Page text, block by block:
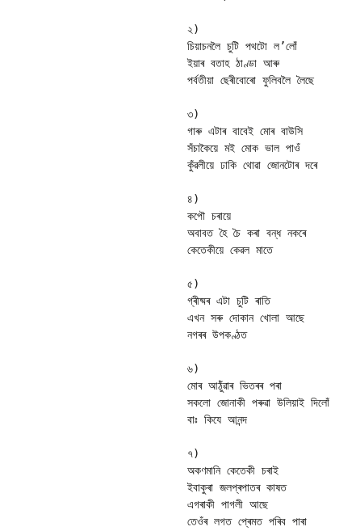
২)
চিয়াচনলৈ চুটি পথটো ল’লোঁ
ইয়াৰ বতাহ ঠাণ্ডা আৰু
পৰ্বতীয়া ছেৰীবোৰো ফুলিবলৈ লৈছে
৩)
গাৰু এটাৰ বাবেই মোৰ বাউসি
সঁচাকৈয়ে মই মোক ভাল পাওঁ
কুঁৱলীয়ে ঢাকি থোৱা জোনটোৰ দৰে
৪)
কপৌ চৰায়ে
অবাবত হৈ চৈ কৰা বন্ধ নকৰে
কেতেকীয়ে কেৱল মাতে
৫)
গ্ৰীষ্মৰ এটা চুটি ৰাতি
এখন সৰু দোকান খোলা আছে
নগৰৰ উপকণ্ঠত
৬)
মোৰ আঠুঁৱাৰ ভিতৰৰ পৰা
সকলো জোনাকী পৰুৱা উলিয়াই দিলোঁ
বাঃ কিযে আনন্দ
৭)
অকণমানি কেতেকী চৰাই
ইবাকুৰা জলপ্ৰপাতৰ কাষত
এগৰাকী পাগলী আছে
তেওঁৰ লগত প্ৰেমত পৰিব পাৰা